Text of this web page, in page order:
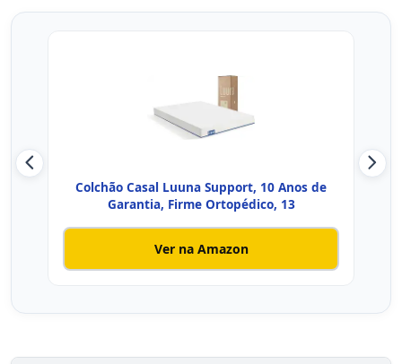
Colchão Casal Luuna Support, 10 Anos de
Garantia, Firme Ortopédico, 13
Ver na Amazon